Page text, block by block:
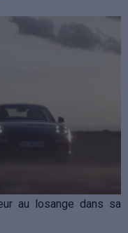
au losange dans sa